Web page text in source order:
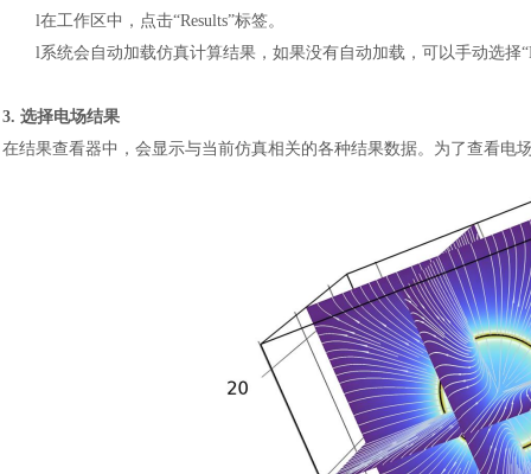
l在工作区中，点击“Results”标签。
l系统会自动加载仿真计算结果，如果没有自动加载，可以手动选择
3. 选择电场结果
在结果查看器中，会显示与当前仿真相关的各种结果数据。为了查看电